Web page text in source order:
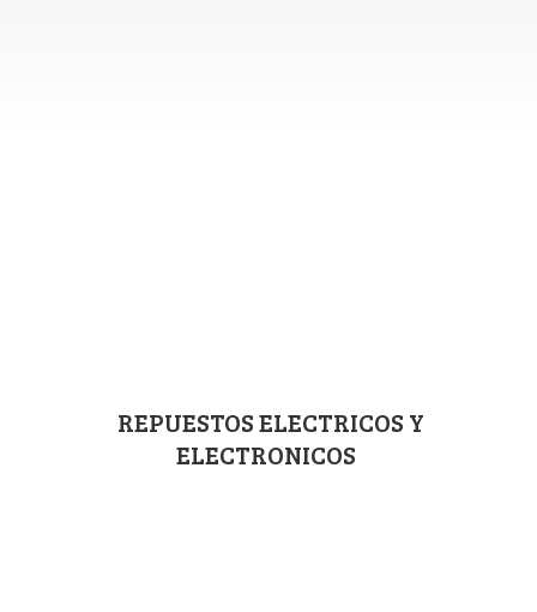
REPUESTOS ELECTRICOS Y
ELECTRONICOS